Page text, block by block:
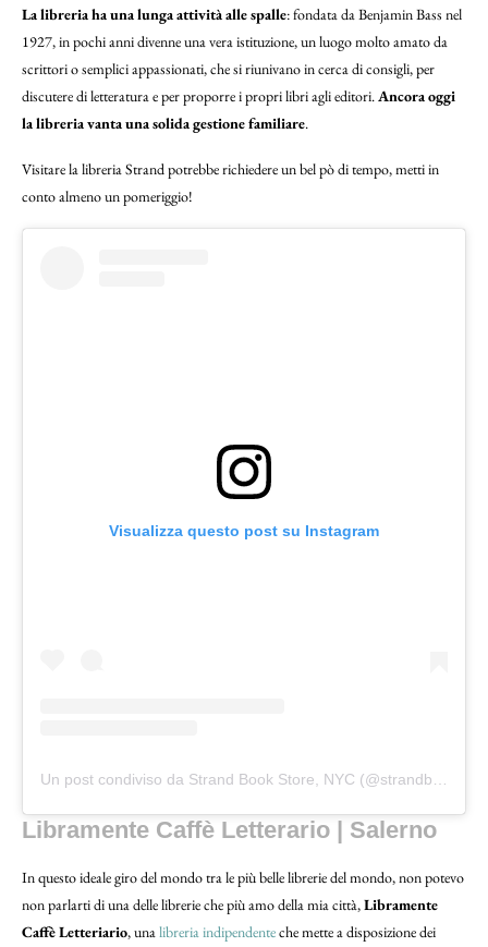
La libreria ha una lunga attività alle spalle: fondata da Benjamin Bass nel
1927, in pochi anni divenne una vera istituzione, un luogo molto amato da
scrittori o semplici appassionati, che si riunivano in cerca di consigli, per
discutere di letteratura e per proporre i propri libri agli editori.Ancora oggi
la libreria vanta una solida gestione familiare.
Visitare la libreria Strand potrebbe richiedere un bel pò di tempo, metti in
conto almeno un pomeriggio!
Visualizza questo post su Instagram
Libramente Caffè Letterario | Salerno
In questo ideale giro del mondo tra le più belle librerie del mondo, non potevo
non parlarti di una delle librerie che più amo della mia città,Libramente
Caffè Letteriario, unalibreria indipendenteche mette a disposizione dei